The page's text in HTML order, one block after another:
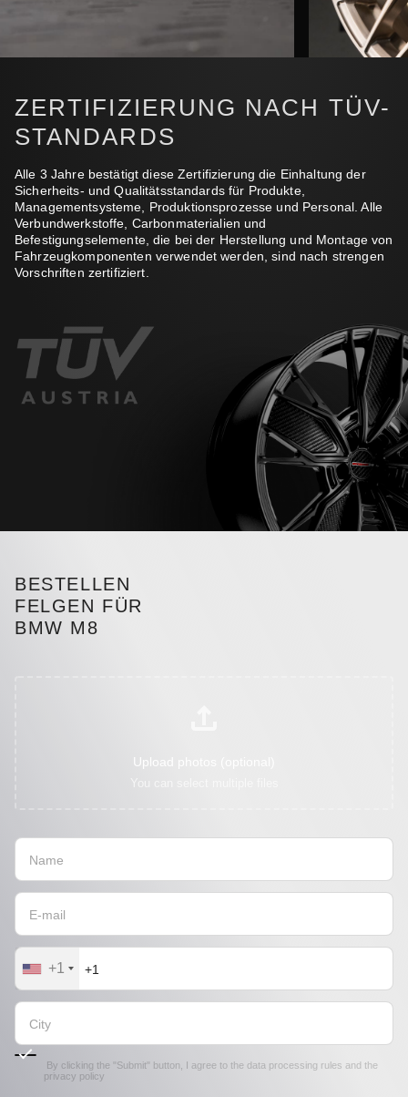
ZERTIFIZIERUNG NACH TÜV-
STANDARDS
Alle 3 Jahre bestätigt diese Zertifizierung die Einhaltung der
Sicherheits- und Qualitätsstandards für Produkte,
Managementsysteme, Produktionsprozesse und Personal. Alle
Verbundwerkstoffe, Carbonmaterialien und
Befestigungselemente, die bei der Herstellung und Montage von
Fahrzeugkomponenten verwendet werden, sind nach strengen
Vorschriften zertifiziert.
BESTELLEN
FELGEN FÜR
BMW M8
Upload photos (optional)
+1
By clicking the "Submit" button, I agree to the data processing rules and the
privacy policy